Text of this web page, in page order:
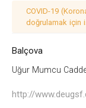
COVID-19
doğrulamak için
Balçova
Uğur Mumcu
http://